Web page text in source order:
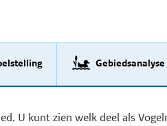
Gebiedsanalyse
U kunt zien welk deel als